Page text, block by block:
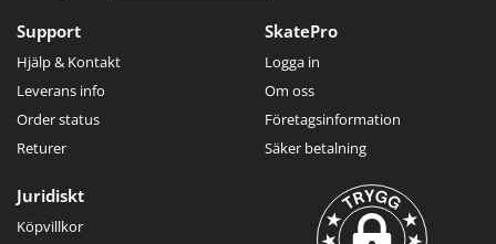
Support
Hjälp & Kontakt
Leverans info
Order status
Returer
SkatePro
Logga in
Om oss
Företagsinformation
Säker betalning
Juridiskt
Köpvillkor